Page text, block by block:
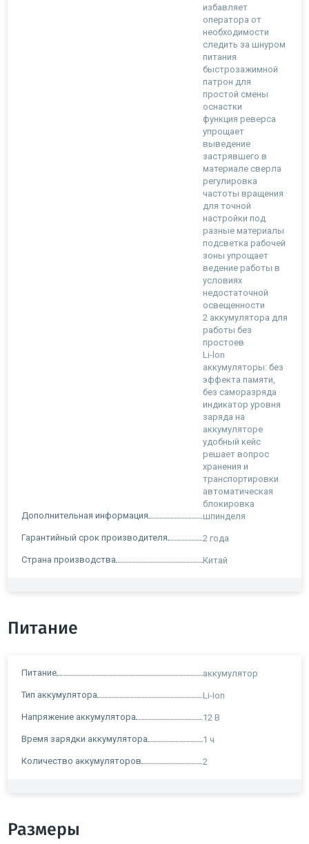
Дополнительная информация
избавляет
оператора от
необходимости
следить за шнуром
питания
быстрозажимной
патрон для
простой смены
оснастки
функция реверса
упрощает
выведение
застрявшего в
материале сверла
регулировка
частоты вращения
для точной
настройки под
разные материалы
подсветка рабочей
зоны упрощает
ведение работы в
условиях
недостаточной
освещенности
2 аккумулятора для
работы без
простоев
Li-lon
аккумуляторы: без
эффекта памяти,
без саморазряда
индикатор уровня
заряда на
аккумуляторе
удобный кейс
решает вопрос
хранения и
транспортировки
автоматическая
блокировка
шпинделя
Гарантийный срок производителя 2 года
Страна производства Китай
Питание
Питание аккумулятор
Тип аккумулятора Li-Ion
Напряжение аккумулятора 12 В
Время зарядки аккумулятора 1 ч
Количество аккумуляторов 2
Размеры